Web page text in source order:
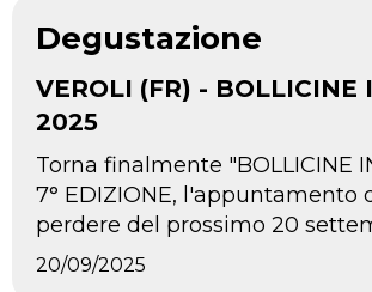
Degustazione
VEROLI (FR) - BOLLICINE
2025
Torna finalmente "BOLLICINE
7° EDIZIONE, l'appuntamento
perdere del prossimo 20
20/09/2025